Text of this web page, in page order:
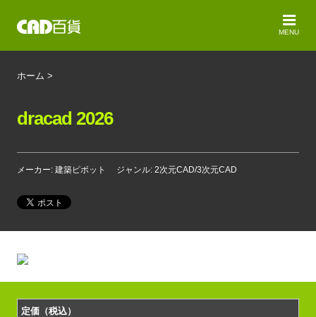
MENU
ホーム >
dracad 2026
メーカー: 建築ピボット ジャンル: 2次元CAD/3次元CAD
定価（税込）